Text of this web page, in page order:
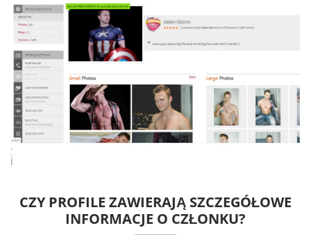
CZY PROFILE ZAWIERAJĄ SZCZEGÓŁOWE
INFORMACJE O CZŁONKU?